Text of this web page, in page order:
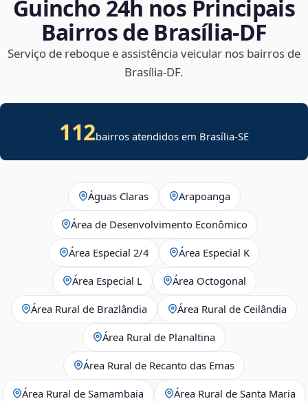
Guincho 24h nos Principais
Bairros de Brasília‑DF
Serviço de reboque e assistência veicular nos bairros de
Brasília‑DF.
112bairros atendidos em Brasília-SE
Águas Claras Arapoanga
Área de Desenvolvimento Econômico
Área Especial 2/4 Área Especial K
Área Especial L Área Octogonal
Área Rural de Brazlândia Área Rural de Ceilândia
Área Rural de Planaltina
Área Rural de Recanto das Emas
Área Rural de Samambaia Área Rural de Santa Maria